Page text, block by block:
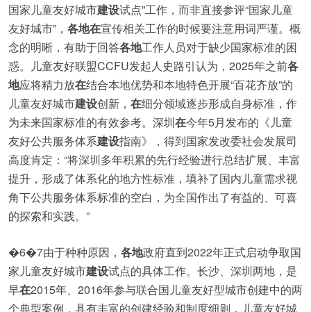
国家儿童友好城市建设试点”工作，而非直接参评“国家儿童
友好城市”， 各地在宣传相关工作的时候要注意用词严谨。概
念的明晰，有助于回答各地工作人员对于缺少国家标准的困
惑。儿童友好联盟CCFU发起人史路引认为，2025年之前各
地应将精力放在结合本地优势和本地特色开展“百花齐放”的
儿童友好城市建设创新， 在细分领域逐步形成自身标准，作
为未来国家标准的有效参考。深圳在今年5月发布的《儿童
友好公共服务体系建设指南》，得到国家发改委社会发展司
高度肯定：“将深圳多年积累的先行经验进行总结扩展、丰富
提升，形成了体系化的地方性标准，填补了国内儿童需求视
角下公共服务体系标准的空白，为全国作出了有益的、可喜
的探索和实践。”
�6�7由于种种原因， 各地政府直到2022年正式启动争取国
家儿童友好城市建设试点的具体工作。长沙、深圳两地，是
早在2015年、2016年参与联合国儿童友好型城市创建中的两
个典型案例，具有丰富的创建经验和制度细则，儿童友好城